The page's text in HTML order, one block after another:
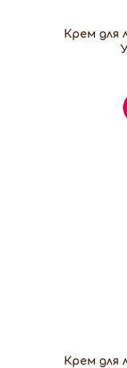
Крем для
Крем для